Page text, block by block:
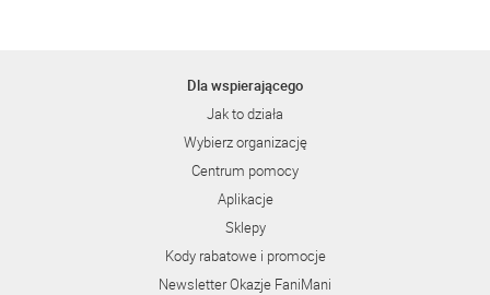
Dla wspierającego
Jak to działa
Wybierz organizację
Centrum pomocy
Aplikacje
Sklepy
Kody rabatowe i promocje
Newsletter Okazje FaniMani